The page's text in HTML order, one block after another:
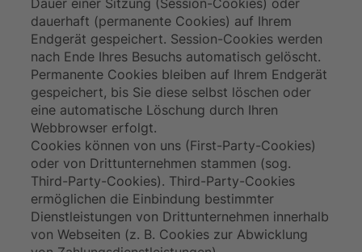
Dauer einer Sitzung (Session-Cookies) oder
dauerhaft (permanente Cookies) auf Ihrem
Endgerät gespeichert. Session-Cookies werden
nach Ende Ihres Besuchs automatisch gelöscht.
Permanente Cookies bleiben auf Ihrem Endgerät
gespeichert, bis Sie diese selbst löschen oder
eine automatische Löschung durch Ihren
Webbrowser erfolgt.
Cookies können von uns (First-Party-Cookies)
oder von Drittunternehmen stammen (sog.
Third-Party-Cookies). Third-Party-Cookies
ermöglichen die Einbindung bestimmter
Dienstleistungen von Drittunternehmen innerhalb
von Webseiten (z. B. Cookies zur Abwicklung